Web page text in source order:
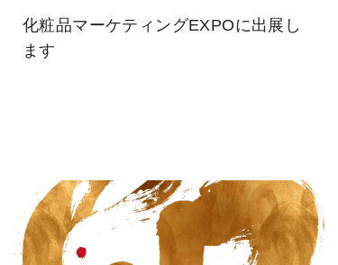
化粧品マーケティングEXPOに出展し
ます